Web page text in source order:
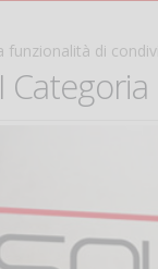
funzionalità di
Categoria